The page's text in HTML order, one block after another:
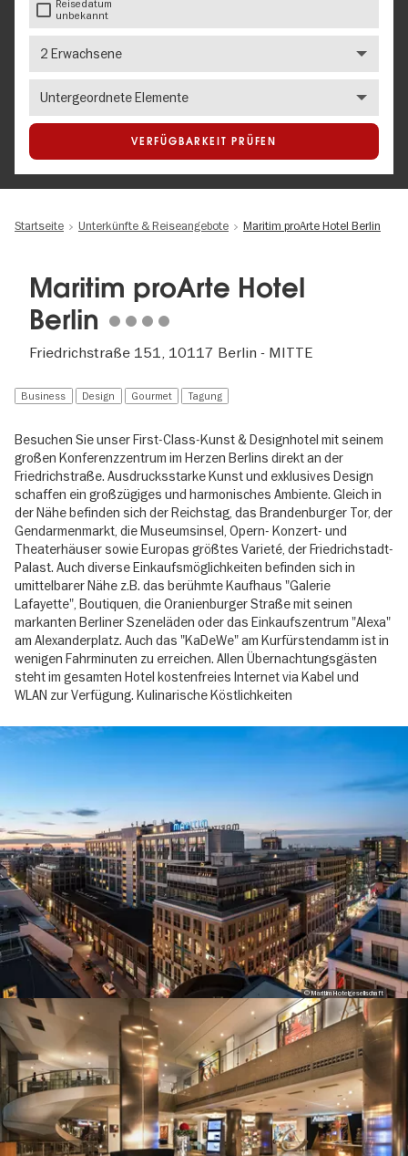
Reisedatum
unbekannt
Erwachsene
children
VERFÜGBARKEIT PRÜFEN
Startseite Unterkünfte & Reiseangebote Maritim proArte Hotel Berlin
Maritim proArte Hotel
Berlin
Friedrichstraße 151, 10117 Berlin - MITTE
Business Design Gourmet Tagung
Besuchen Sie unser First-Class-Kunst & Designhotel mit seinem
großen Konferenzzentrum im Herzen Berlins direkt an der
Friedrichstraße. Ausdrucksstarke Kunst und exklusives Design
schaffen ein großzügiges und harmonisches Ambiente. Gleich in
der Nähe befinden sich der Reichstag, das Brandenburger Tor, der
Gendarmenmarkt, die Museumsinsel, Opern- Konzert- und
Theaterhäuser sowie Europas größtes Varieté, der Friedrichstadt-
Palast. Auch diverse Einkaufsmöglichkeiten befinden sich in
umittelbarer Nähe z.B. das berühmte Kaufhaus "Galerie
Lafayette", Boutiquen, die Oranienburger Straße mit seinen
markanten Berliner Szeneläden oder das Einkaufszentrum "Alexa"
am Alexanderplatz. Auch das "KaDeWe" am Kurfürstendamm ist in
wenigen Fahrminuten zu erreichen. Allen Übernachtungsgästen
steht im gesamten Hotel kostenfreies Internet via Kabel und
WLAN zur Verfügung. Kulinarische Köstlichkeiten
Image
© Maritim Hotelgesellschaft